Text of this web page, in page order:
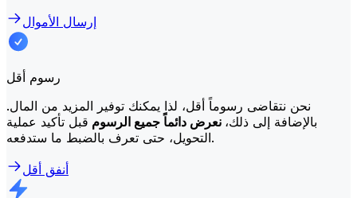
إرسال الأموال
رسوم أقل
نحن نتقاضى رسوماً أقل، لذا يمكنك توفير المزيد من المال.
بالإضافة إلى ذلك، نعرض دائماً جميع الرسوم قبل تأكيد عملية
التحويل، حتى تعرف بالضبط ما ستدفعه.
أنفق أقل